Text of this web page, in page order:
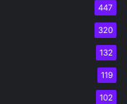
447
320
132
119
102